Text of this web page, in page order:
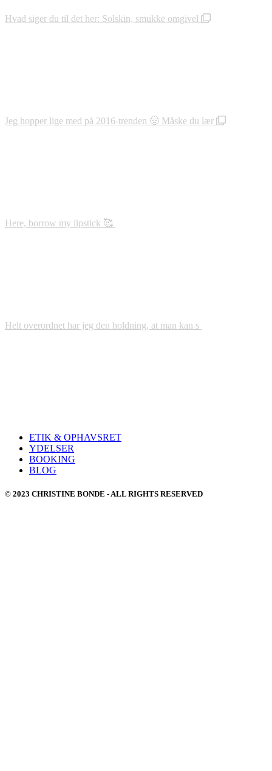
Hvad siger du til det her: Solskin, smukke omgivel
Jeg hopper lige med på 2016-trenden 🤠 Måske du lær
Here, borrow my lipstick 🥰
Helt overordnet har jeg den holdning, at man kan s
ETIK & OPHAVSRET
YDELSER
BOOKING
BLOG
© 2023 CHRISTINE BONDE - ALL RIGHTS RESERVED